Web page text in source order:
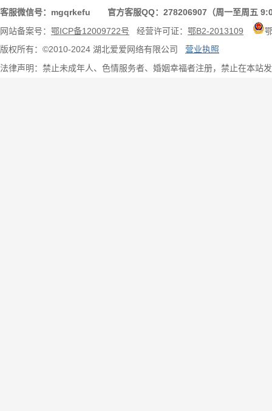
客服微信号：mgqrkefu 官方客服QQ：278206907（周一至周五
网站备案号： 鄂ICP备12009722号 经营许可证： 鄂B2-2013109
版权所有：©2010-2024 湖北爱爱网络有限公司 营业执照
法律声明：禁止未成年人、色情服务者、婚姻幸福者注册，禁止在本站